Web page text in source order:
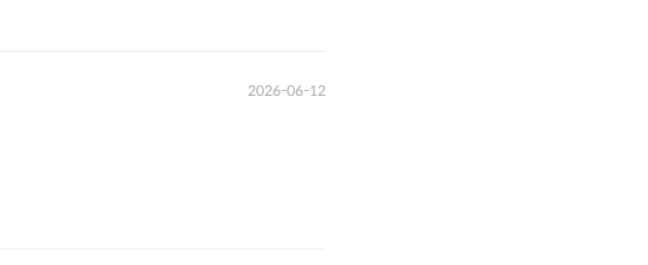
2026-06-12